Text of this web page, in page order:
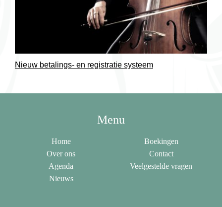
Nieuw betalings- en registratie systeem
Menu
Home
Over ons
Agenda
Nieuws
Boekingen
Contact
Veelgestelde vragen